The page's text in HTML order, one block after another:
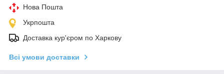
Нова Пошта
Укрпошта
Доставка кур'єром по Харкову
Всі умови доставки